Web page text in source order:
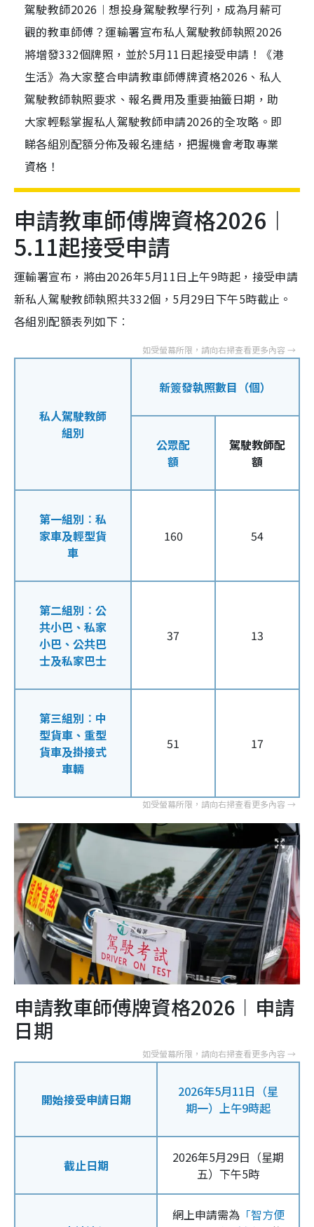
駕駛教師2026︱想投身駕駛教學行列，成為月薪可
觀的教車師傅？運輸署宣布私人駕駛教師執照2026
將增發332個牌照，並於5月11日起接受申請！《港
生活》為大家整合申請教車師傅牌資格2026、私人
駕駛教師執照要求、報名費用及重要抽籤日期，助
大家輕鬆掌握私人駕駛教師申請2026的全攻略。即
睇各組別配額分佈及報名連結，把握機會考取專業
資格！
申請教車師傅牌資格2026︱
5.11起接受申請
運輸署宣布，將由2026年5月11日上午9時起，接受申請
新私人駕駛教師執照共332個，5月29日下午5時截止。
各組別配額表列如下︰
私人駕駛教師
組別
新簽發執照數目（個）
公眾配
額
駕駛教師配
額
第一組別︰私
家車及輕型貨
車
160 54
第二組別︰公
共小巴、私家
小巴、公共巴
士及私家巴士
37 13
第三組別︰中
型貨車、重型
貨車及掛接式
車輛
51 17
申請教車師傅牌資格2026︱申請
日期
開始接受申請日期
2026年5月11日（星
期一）上午9時起
截止日期
2026年5月29日（星期
五）下午5時
網上申請需為「智方便